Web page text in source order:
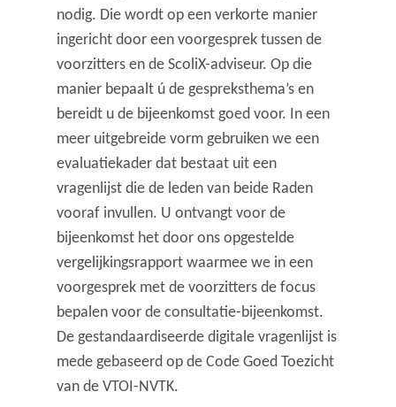
nodig. Die wordt op een verkorte manier
ingericht door een voorgesprek tussen de
voorzitters en de ScoliX-adviseur. Op die
manier bepaalt ú de gespreksthema’s en
bereidt u de bijeenkomst goed voor. In een
meer uitgebreide vorm gebruiken we een
evaluatiekader dat bestaat uit een
vragenlijst die de leden van beide Raden
vooraf invullen. U ontvangt voor de
bijeenkomst het door ons opgestelde
vergelijkingsrapport waarmee we in een
voorgesprek met de voorzitters de focus
bepalen voor de consultatie-bijeenkomst.
De gestandaardiseerde digitale vragenlijst is
mede gebaseerd op de Code Goed Toezicht
van de VTOI-NVTK.